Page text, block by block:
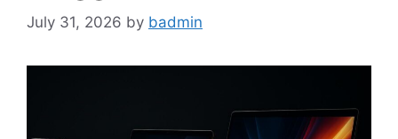
July 31, 2026 by badmin